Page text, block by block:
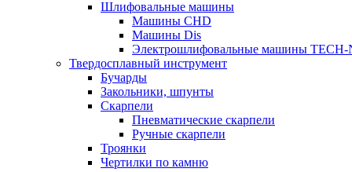
Шлифовальные машины
Машины CHD
Машины Dis
Электрошлифовальные машины TECH-
Твердосплавный инструмент
Бучарды
Закольники, шпунты
Скарпели
Пневматические скарпели
Ручные скарпели
Троянки
Чертилки по камню